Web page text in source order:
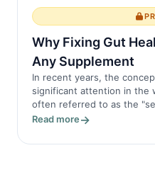
Why Fixing Gut
Any Supplement
In recent years, the
significant attention in the
often referred to as the
Read more